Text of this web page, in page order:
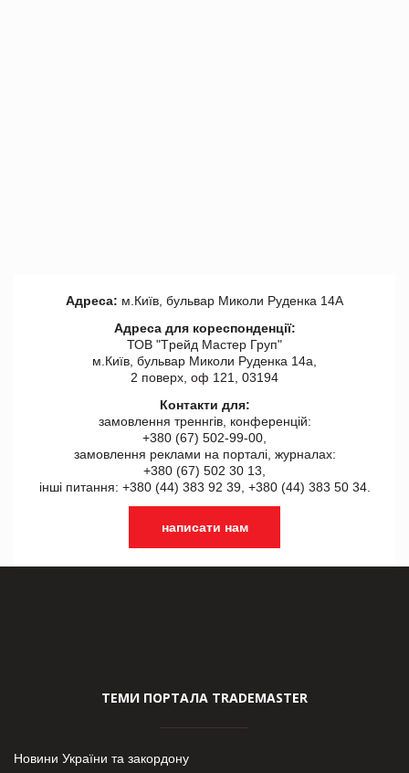
Адреса: м.Київ, бульвар Миколи Руденка 14А
Адреса для кореспонденції:
ТОВ "Tрейд Мастер Груп"
м.Київ, бульвар Миколи Руденка 14а,
2 поверх, оф 121, 03194
Контакти для:
замовлення треннгів, конференцій:
+380 (67) 502-99-00,
замовлення реклами на порталі, журналах:
+380 (67) 502 30 13,
інші питання: +380 (44) 383 92 39, +380 (44) 383 50 34.
написати нам
ТЕМИ ПОРТАЛА TRADEMASTER
Новини України та закордону